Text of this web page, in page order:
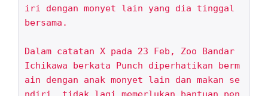
iri dengan monyet lain yang dia tinggal
bersama.
Dalam catatan X pada 23 Feb, Zoo Bandar
Ichikawa berkata Punch diperhatikan berm
ain dengan anak monyet lain dan makan se